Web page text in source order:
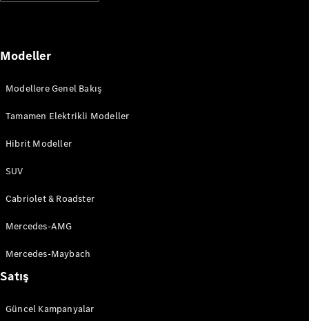
Tasarla
Online
Coupé
CLE Coupé
Mercedes-
Modeller
Modellere Genel Bakış
Tamamen Elektrikli Modeller
Hibrit Modeller
SUV
Cabriolet & Roadster
Mercedes-AMG
Mercedes-Maybach
Satış
Güncel Kampanyalar